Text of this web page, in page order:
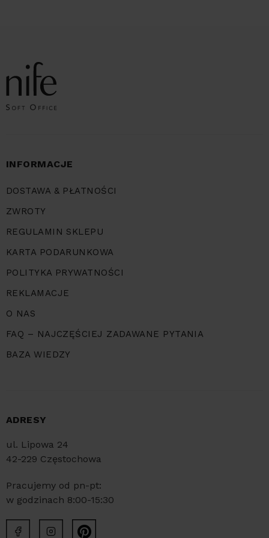
INFORMACJE
DOSTAWA & PŁATNOŚCI
ZWROTY
REGULAMIN SKLEPU
KARTA PODARUNKOWA
POLITYKA PRYWATNOŚCI
REKLAMACJE
O NAS
FAQ – NAJCZĘŚCIEJ ZADAWANE PYTANIA
BAZA WIEDZY
ADRESY
ul. Lipowa 24
42-229 Częstochowa
Pracujemy od pn-pt:
w godzinach 8:00-15:30